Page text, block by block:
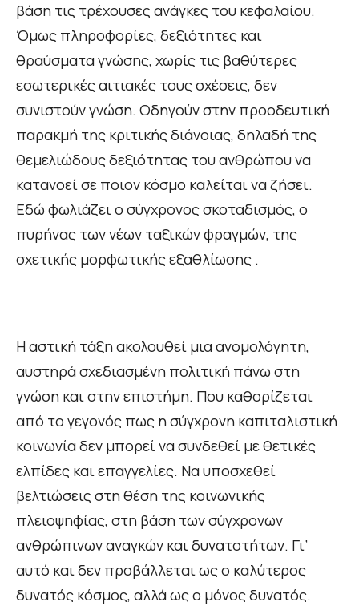
βάση τις τρέχουσες ανάγκες του κεφαλαίου.
Όμως πληροφορίες, δεξιότητες και
θραύσματα γνώσης, χωρίς τις βαθύτερες
εσωτερικές αιτιακές τους σχέσεις, δεν
συνιστούν γνώση. Οδηγούν στην προοδευτική
παρακμή της κριτικής διάνοιας, δηλαδή της
θεμελιώδους δεξιότητας του ανθρώπου να
κατανοεί σε ποιον κόσμο καλείται να ζήσει.
Εδώ φωλιάζει ο σύγχρονος σκοταδισμός, ο
πυρήνας των νέων ταξικών φραγμών, της
σχετικής μορφωτικής εξαθλίωσης .
Η αστική τάξη ακολουθεί μια ανομολόγητη,
αυστηρά σχεδιασμένη πολιτική πάνω στη
γνώση και στην επιστήμη. Που καθορίζεται
από το γεγονός πως η σύγχρονη καπιταλιστική
κοινωνία δεν μπορεί να συνδεθεί με θετικές
ελπίδες και επαγγελίες. Να υποσχεθεί
βελτιώσεις στη θέση της κοινωνικής
πλειοψηφίας, στη βάση των σύγχρονων
ανθρώπινων αναγκών και δυνατοτήτων. Γι’
αυτό και δεν προβάλλεται ως ο καλύτερος
δυνατός κόσμος, αλλά ως ο μόνος δυνατός.